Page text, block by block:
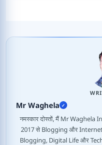
Mr Waghela ✓
नमस्कार दोस्तों, मैं Mr
2017 से Blogging और Internet
Blogging, Digital Life और Tech